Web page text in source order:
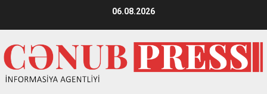
06.08.2026